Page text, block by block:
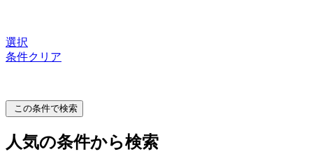
選択
条件クリア
この条件で検索
人気の条件から検索